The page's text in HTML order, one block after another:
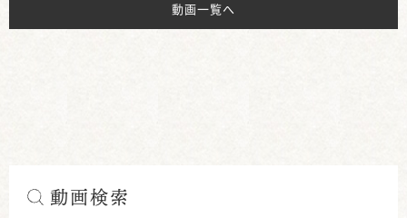
動画一覧へ
動画検索